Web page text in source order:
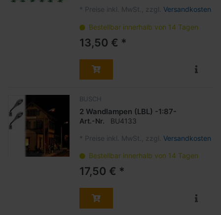
* Preise inkl. MwSt., zzgl. Versandkosten
Bestellbar innerhalb von 14 Tagen
13,50 € *
BUSCH
2 Wandlampen (LBL) -1:87-
Art.-Nr. BU4133
* Preise inkl. MwSt., zzgl. Versandkosten
Bestellbar innerhalb von 14 Tagen
17,50 € *